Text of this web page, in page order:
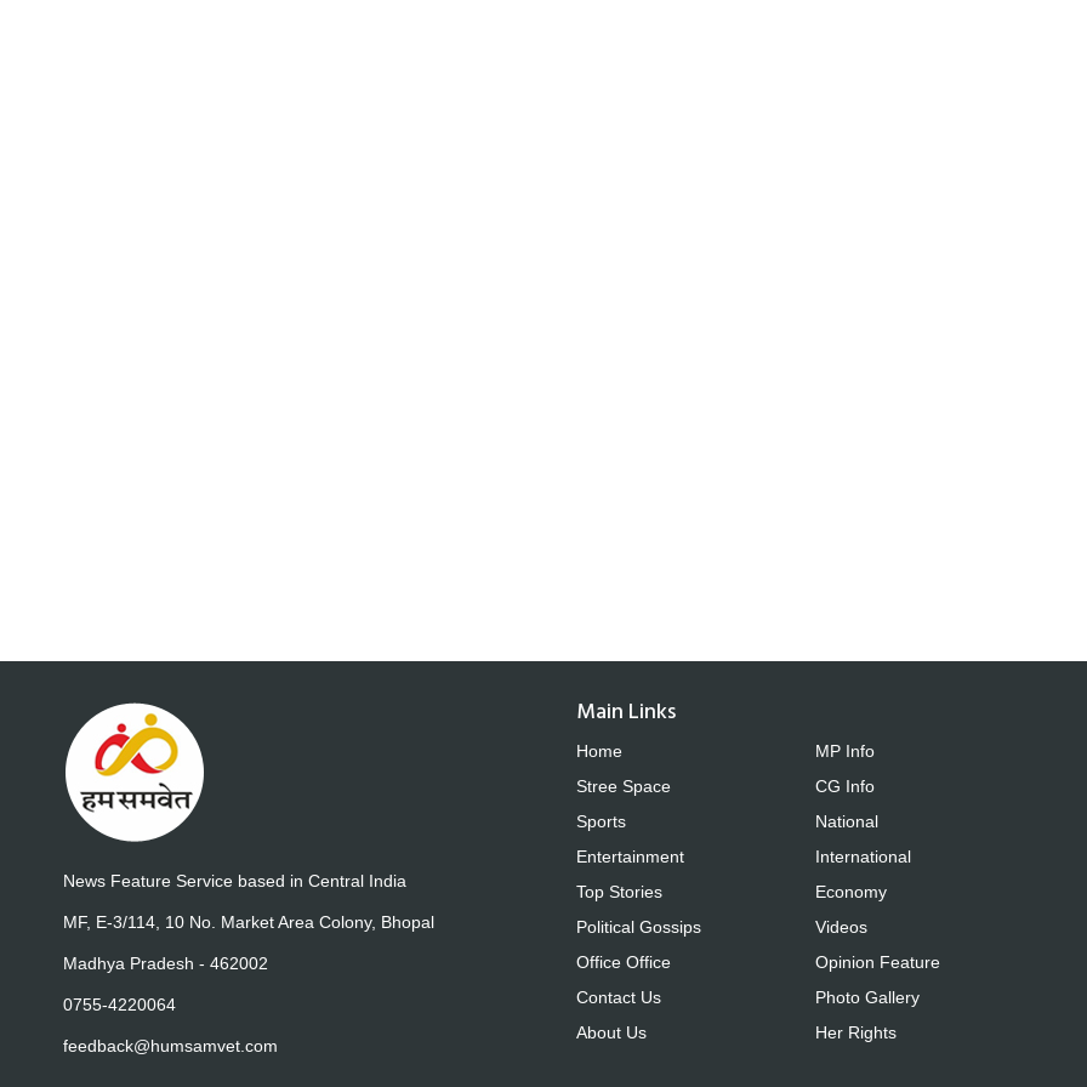
News Feature Service based in Central India
MF, E-3/114, 10 No. Market Area Colony, Bhopal
Madhya Pradesh - 462002
0755-4220064
feedback@humsamvet.com
Main Links
Home
Stree Space
Sports
Entertainment
Top Stories
Political Gossips
Office Office
Contact Us
About Us
MP Info
CG Info
National
International
Economy
Videos
Opinion Feature
Photo Gallery
Her Rights